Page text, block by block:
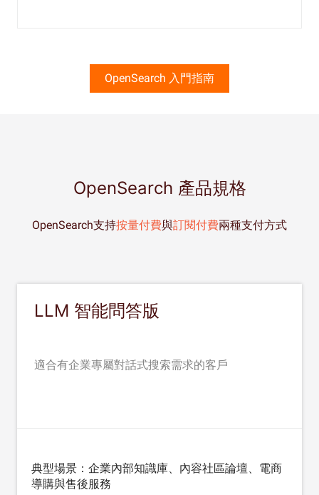
OpenSearch 入門指南
OpenSearch 產品規格
OpenSearch支持按量付費與訂閱付費兩種支付方式
LLM 智能問答版
適合有企業專屬對話式搜索需求的客戶
典型場景：企業內部知識庫、內容社區論壇、電商
導購與售後服務